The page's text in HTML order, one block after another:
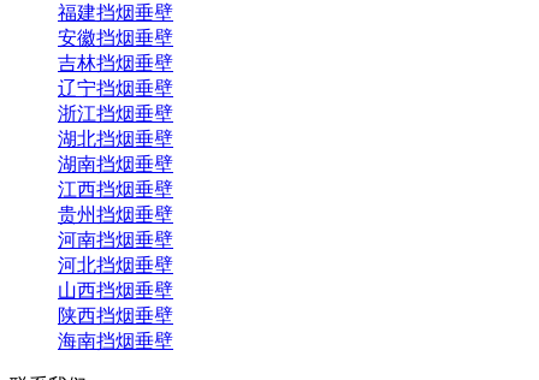
福建挡烟垂壁
安徽挡烟垂壁
吉林挡烟垂壁
辽宁挡烟垂壁
浙江挡烟垂壁
湖北挡烟垂壁
湖南挡烟垂壁
江西挡烟垂壁
贵州挡烟垂壁
河南挡烟垂壁
河北挡烟垂壁
山西挡烟垂壁
陕西挡烟垂壁
海南挡烟垂壁